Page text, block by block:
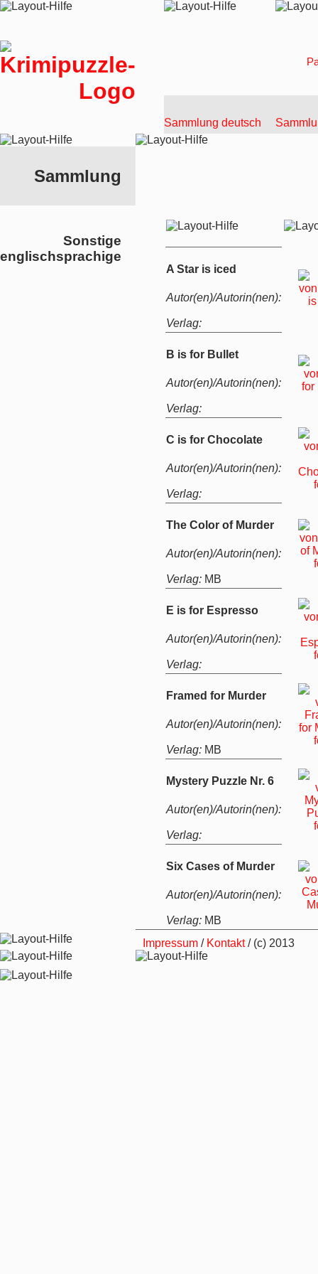
Sammlung deutsch
Sammlung
Sonstige
englischsprachige
A Star is iced
Autor(en)/Autorin(nen):
Verlag:
B is for Bullet
Autor(en)/Autorin(nen):
Verlag:
C is for Chocolate
Autor(en)/Autorin(nen):
Verlag:
The Color of Murder
Autor(en)/Autorin(nen):
Verlag: MB
E is for Espresso
Autor(en)/Autorin(nen):
Verlag:
Framed for Murder
Autor(en)/Autorin(nen):
Verlag: MB
Mystery Puzzle Nr. 6
Autor(en)/Autorin(nen):
Verlag:
Six Cases of Murder
Autor(en)/Autorin(nen):
Verlag: MB
Impressum / Kontakt/ (c) 2013